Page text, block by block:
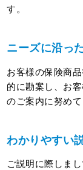
す。
ニーズに沿っ
お客様の保険商
的に勘案し、お
のご案内に努めて
わかりやすい
ご説明に際しま